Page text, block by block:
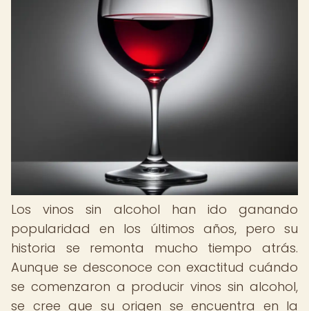
Los vinos sin alcohol han ido ganando
popularidad en los últimos años, pero su
historia se remonta mucho tiempo atrás.
Aunque se desconoce con exactitud cuándo
se comenzaron a producir vinos sin alcohol,
se cree que su origen se encuentra en la